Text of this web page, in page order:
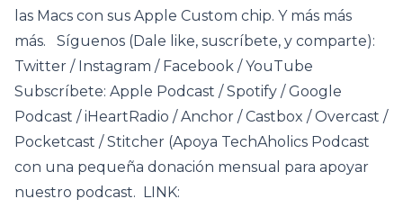
las Macs con sus Apple Custom chip. Y más más
más. Síguenos (Dale like, suscríbete, y comparte):
Twitter / Instagram / Facebook / YouTube
Subscríbete: Apple Podcast / Spotify / Google
Podcast / iHeartRadio / Anchor / Castbox / Overcast /
Pocketcast / Stitcher (Apoya TechAholics Podcast
con una pequeña donación mensual para apoyar
nuestro podcast. LINK: